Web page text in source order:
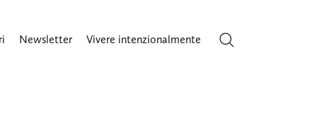
Newsletter Vivere intenzionalmente